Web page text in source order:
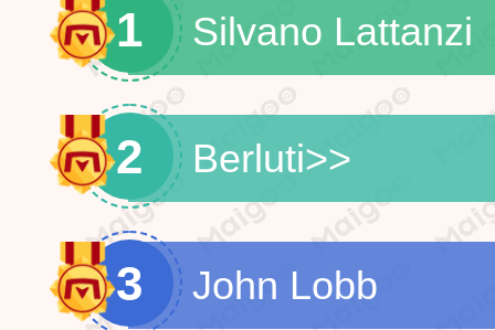
1 Silvano Lattanzi
2 Berluti>>
3 John Lobb